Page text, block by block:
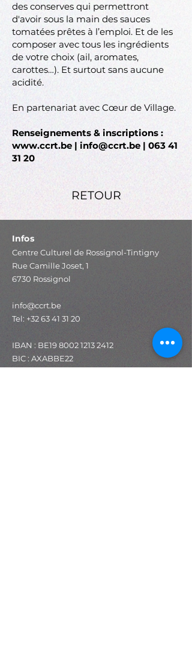
des conserves qui permettront
d'avoir sous la main des sauces
tomatées prêtes à l’emploi. Et de les
composer avec tous les ingrédients
de votre choix (ail, aromates,
carottes…). Et surtout sans aucune
acidité.​
En partenariat avec Cœur de Village.
Renseignements & inscriptions :
www.ccrt.be | info@ccrt.be | 063 41
31 20
RETOUR
Infos
Centre Culturel de Rossignol-Tintigny
Rue Camille Joset, 1
6730 Rossignol
info@ccrt.be
Tel: +32 63 41 31 20
IBAN : BE198002 1213 2412
BIC : AXABBE22